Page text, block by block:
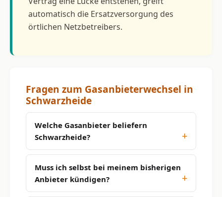
automatisch die Ersatzversorgung des
örtlichen Netzbetreibers.
Fragen zum Gasanbieterwechsel in
Schwarzheide
Welche Gasanbieter beliefern
Schwarzheide?
Muss ich selbst bei meinem bisherigen
Anbieter kündigen?